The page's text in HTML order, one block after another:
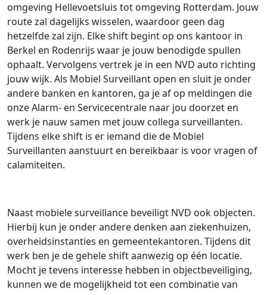
omgeving Hellevoetsluis tot omgeving Rotterdam. Jouw
route zal dagelijks wisselen, waardoor geen dag
hetzelfde zal zijn. Elke shift begint op ons kantoor in
Berkel en Rodenrijs waar je jouw benodigde spullen
ophaalt. Vervolgens vertrek je in een NVD auto richting
jouw wijk. Als Mobiel Surveillant open en sluit je onder
andere banken en kantoren, ga je af op meldingen die
onze Alarm- en Servicecentrale naar jou doorzet en
werk je nauw samen met jouw collega surveillanten.
Tijdens elke shift is er iemand die de Mobiel
Surveillanten aanstuurt en bereikbaar is voor vragen of
calamiteiten.
Naast mobiele surveillance beveiligt NVD ook objecten.
Hierbij kun je onder andere denken aan ziekenhuizen,
overheidsinstanties en gemeentekantoren. Tijdens dit
werk ben je de gehele shift aanwezig op één locatie.
Mocht je tevens interesse hebben in objectbeveiliging,
kunnen we de mogelijkheid tot een combinatie van